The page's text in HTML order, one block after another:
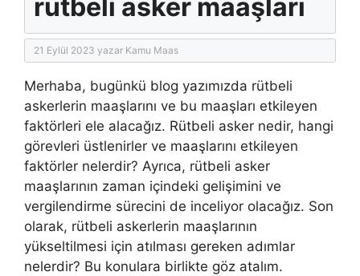
rütbeli asker maaşları
21 Eylül 2023 yazar Kamu Maas
Merhaba, bugünkü blog yazımızda rütbeli
askerlerin maaşlarını ve bu maaşları etkileyen
faktörleri ele alacağız. Rütbeli asker nedir, hangi
görevleri üstlenirler ve maaşlarını etkileyen
faktörler nelerdir? Ayrıca, rütbeli asker
maaşlarının zaman içindeki gelişimini ve
vergilendirme sürecini de inceliyor olacağız. Son
olarak, rütbeli askerlerin maaşlarının
yükseltilmesi için atılması gereken adımlar
nelerdir? Bu konulara birlikte göz atalım.